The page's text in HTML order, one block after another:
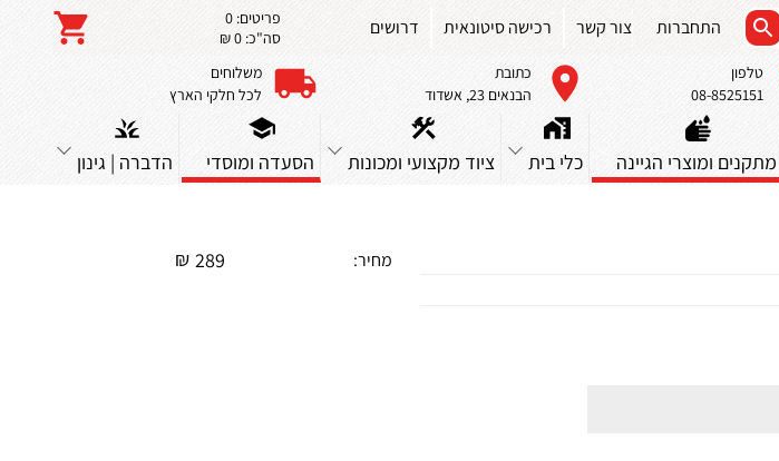
התחברות צור קשר רכישה סיטונאית דרושים פריטים: 0
סה"כ: 0 ₪
טלפון
08-8525151
כתובת
הבנאים 23, אשדוד
משלוחים
לכל חלקי הארץ
מתקנים ומוצרי הגיינה כלי בית ציוד מקצועי ומכונות הסעדה ומוסדי הדברה | גינון
מחיר: 289
₪